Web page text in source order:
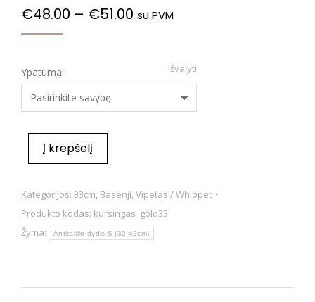
€48.00 – €51.00 su PVM
Ypatumai Išvalyti
Į krepšelį
Kategorijos: 33cm, Basenji,Vipetas / Whippet
Produkto kodas: kursingas_gold33
Žyma:
Antkaklio dydis S (32-42cm)